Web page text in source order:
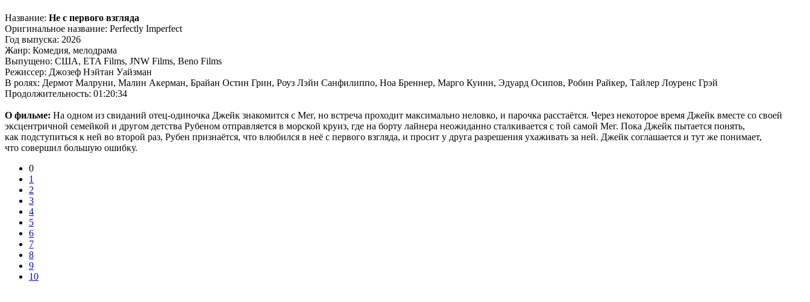
Название: Не с первого взгляда
Оригинальное название: Perfectly Imperfect
Год выпуска: 2026
Жанр: Комедия, мелодрама
Выпущено: США, ETA Films, JNW Films, Beno Films
Режиссер: Джозеф Нэйтан Уайзман
В ролях: Дермот Малруни, Малин Акерман, Брайан Остин Грин, Роуз Лэйн Санфилиппо, Ноа Бреннер, Марго Куинн, Эдуард Осипов, Робин Райкер, Тайлер Лоуренс Грэй
Продолжительность: 01:20:34
О фильме: На одном из свиданий отец-одиночка Джейк знакомится с Мег, но встреча проходит максимально неловко, и парочка расстаётся. Через некоторое время Джейк вместе со своей
эксцентричной семейкой и другом детства Рубеном отправляется в морской круиз, где на борту лайнера неожиданно сталкивается с той самой Мег. Пока Джейк пытается понять,
как подступиться к ней во второй раз, Рубен признаётся, что влюбился в неё с первого взгляда, и просит у друга разрешения ухаживать за ней. Джейк соглашается и тут же понимает,
что совершил большую ошибку.
0
1
2
3
4
5
6
7
8
9
10